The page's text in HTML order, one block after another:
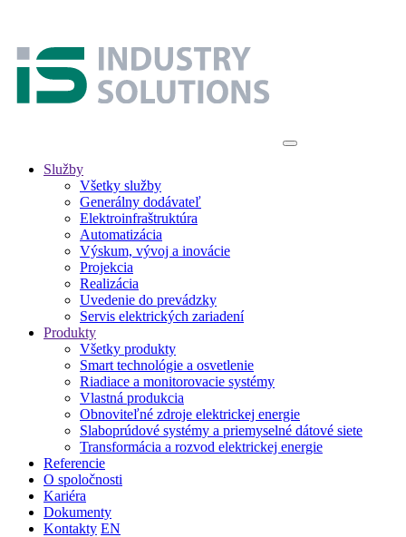
Služby
Všetky služby
Generálny dodávateľ
Elektroinfraštruktúra
Automatizácia
Výskum, vývoj a inovácie
Projekcia
Realizácia
Uvedenie do prevádzky
Servis elektrických zariadení
Produkty
Všetky produkty
Smart technológie a osvetlenie
Riadiace a monitorovacie systémy
Vlastná produkcia
Obnoviteľné zdroje elektrickej energie
Slaboprúdové systémy a priemyselné dátové siete
Transformácia a rozvod elektrickej energie
Referencie
O spoločnosti
Kariéra
Dokumenty
Kontakty EN